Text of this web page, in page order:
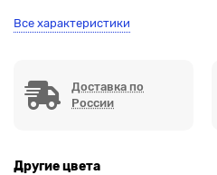
Все характеристики
Доставка по
России
Другие цвета